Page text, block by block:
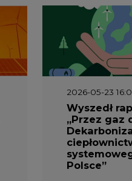
2026-05-23
Wyszedł
„Przez gaz
Polsce”